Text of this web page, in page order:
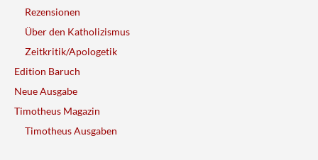
Rezensionen
Über den Katholizismus
Zeitkritik/Apologetik
Edition Baruch
Neue Ausgabe
Timotheus Magazin
Timotheus Ausgaben